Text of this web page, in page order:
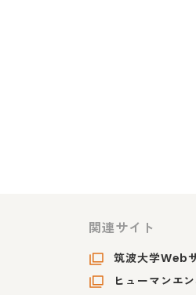
関連サイト
筑波大学Web
ヒューマンエ